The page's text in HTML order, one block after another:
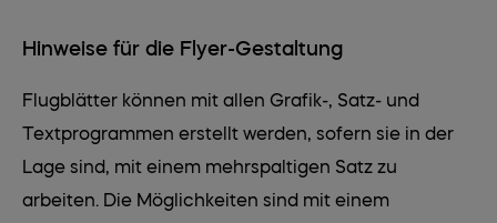
Hinweise für die Flyer-Gestaltung
Flugblätter können mit allen Grafik-, Satz- und
Textprogrammen erstellt werden, sofern sie in der
Lage sind, mit einem mehrspaltigen Satz zu
arbeiten. Die Möglichkeiten sind mit einem